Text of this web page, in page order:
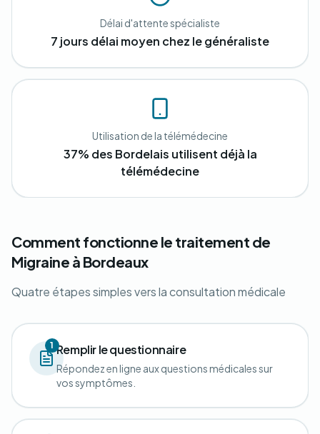
Délai d'attente spécialiste
7 jours délai moyen chez le généraliste
Utilisation de la télémédecine
37% des Bordelais utilisent déjà la
télémédecine
Comment fonctionne le traitement de
Migraine à Bordeaux
Quatre étapes simples vers la consultation médicale
1 Remplir le questionnaire
Répondez en ligne aux questions médicales sur
vos symptômes.